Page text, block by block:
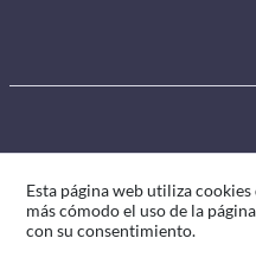
Esta página web utiliza
más cómodo el uso de la
con su consentimiento.